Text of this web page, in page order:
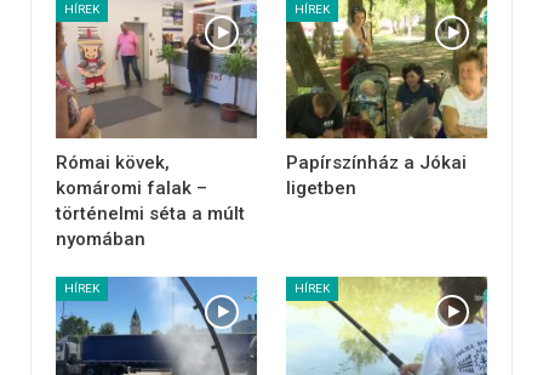
HÍREK
Római kövek,
komáromi falak –
történelmi séta a múlt
nyomában
HÍREK
Papírszínház a Jókai
ligetben
HÍREK HÍREK